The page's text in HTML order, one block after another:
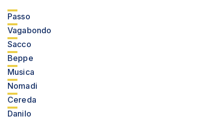
Passo
Vagabondo
Sacco
Beppe
Musica
Nomadi
Cereda
Danilo